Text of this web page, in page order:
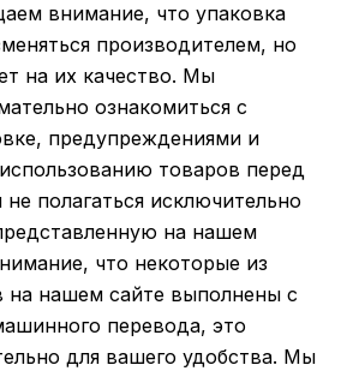
внимание, что упаковка
производителем, но
на их качество. Мы
ознакомиться с
предупреждениями и
товаров перед
полагаться исключительно
на нашем
что некоторые из
на нашем сайте выполнены с
перевода, это
для вашего удобства. Мы